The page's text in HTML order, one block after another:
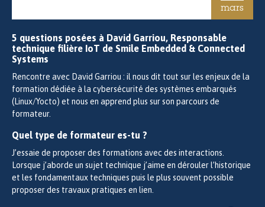
mars
5 questions posées à David Garriou, Responsable
technique filière IoT de Smile Embedded & Connected
Systems
Rencontre avec David Garriou : il nous dit tout sur les enjeux de la
formation dédiée à la cybersécurité des systèmes embarqués
(Linux/Yocto) et nous en apprend plus sur son parcours de
formateur.
Quel type de formateur es-tu ?
J’essaie de proposer des formations avec des interactions.
Lorsque j’aborde un sujet technique j’aime en dérouler l’historique
et les fondamentaux techniques puis le plus souvent possible
proposer des travaux pratiques en lien.